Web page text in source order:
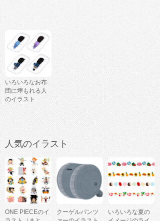
いろいろなお布
団に埋もれる人
のイラスト
人気のイラスト
ONE PIECEのイ
クーゲルパンツ
いろいろな夏の